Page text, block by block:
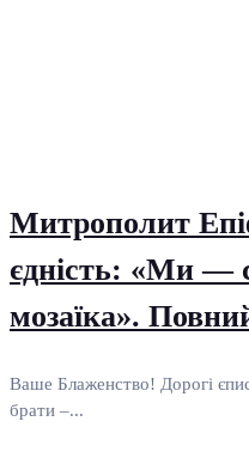
Митрополит
єдність: «Ми —
мозаїка».
Ваше Блаженство! Дорогі
брати –...